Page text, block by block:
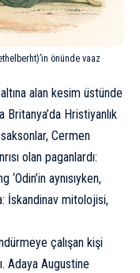
önünde vaaz
alan kesim üstünde
Britanya’da Hristiyanlık
Cermen
olan paganlardı:
‘Odin’in aynısıyken,
İskandinav mitolojisi,
çalışan kişi
Adaya Augustine